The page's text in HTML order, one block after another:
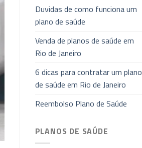
Duvidas de como funciona um
plano de saúde
Venda de planos de saúde em
Rio de Janeiro
6 dicas para contratar um plano
de saúde em Rio de Janeiro
Reembolso Plano de Saúde
PLANOS DE SAÚDE